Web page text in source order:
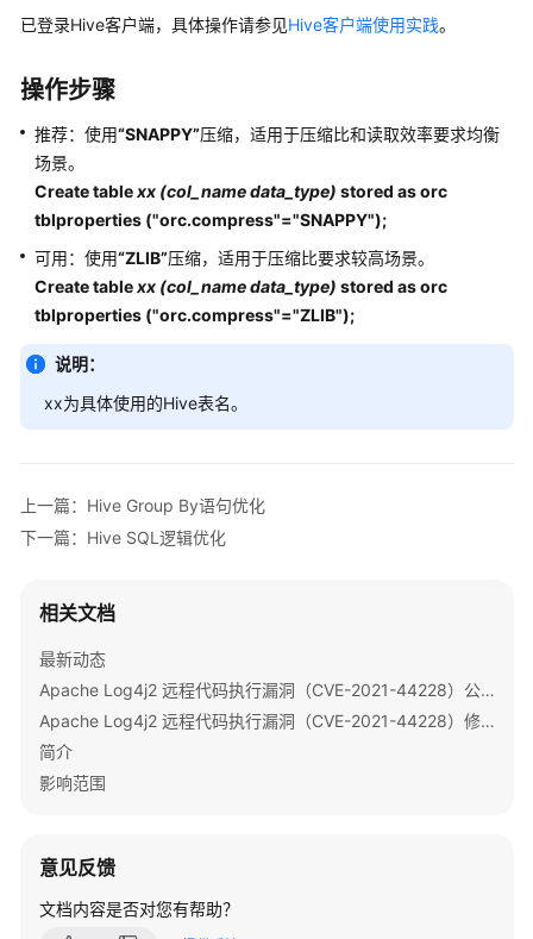
介
计
费
说
明
快
速
入
门
用
指
组
操
指
南
（LTS
版）
组
件
操
南
通
已登录Hive客户端，具体操作请参见Hive客户端使用实践。
操作步骤
推荐：使用“SNAPPY”压缩，适用于压缩比和读取效率要求均衡
场景。
Create tablexx (col_name data_type) stored as orc
tblproperties ("orc.compress"="SNAPPY");
可用：使用“ZLIB”压缩，适用于压缩比要求较高场景。
Create tablexx (col_name data_type) stored as orc
tblproperties ("orc.compress"="ZLIB");
说明：
xx为具体使用的Hive表名。
上一篇：Hive Group By语句优化
下一篇：Hive SQL逻辑优化
相关文档
最新动态
Apache Log4j2 远程代码执行漏洞（CVE-2021-44228）公告
Apache Log4j2 远程代码执行漏洞（CVE-2021-44228）修复指导
简介
影响范围
意见反馈
文档内容是否对您有帮助？